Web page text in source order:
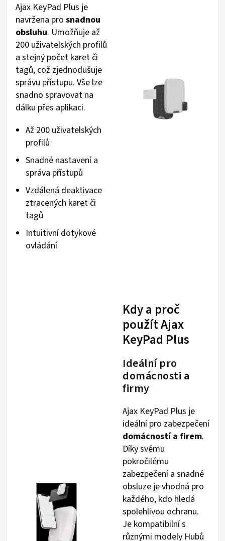
Ajax KeyPad Plus je
navržena pro snadnou
obsluhu. Umožňuje až
200 uživatelských profilů
a stejný počet karet či
tagů, což zjednodušuje
správu přístupu. Vše lze
snadno spravovat na
dálku přes aplikaci.
Až 200 uživatelských
profilů
Snadné nastavení a
správa přístupů
Vzdálená deaktivace
ztracených karet či
tagů
Intuitivní dotykové
ovládání
Kdy a proč
použít Ajax
KeyPad Plus
Ideální pro
domácnosti a
firmy
Ajax KeyPad Plus je
ideální pro zabezpečení
domácností a firem.
Díky svému
pokročilému
zabezpečení a snadné
obsluze je vhodná pro
každého, kdo hledá
spolehlivou ochranu.
Je kompatibilní s
různými modely Hubů